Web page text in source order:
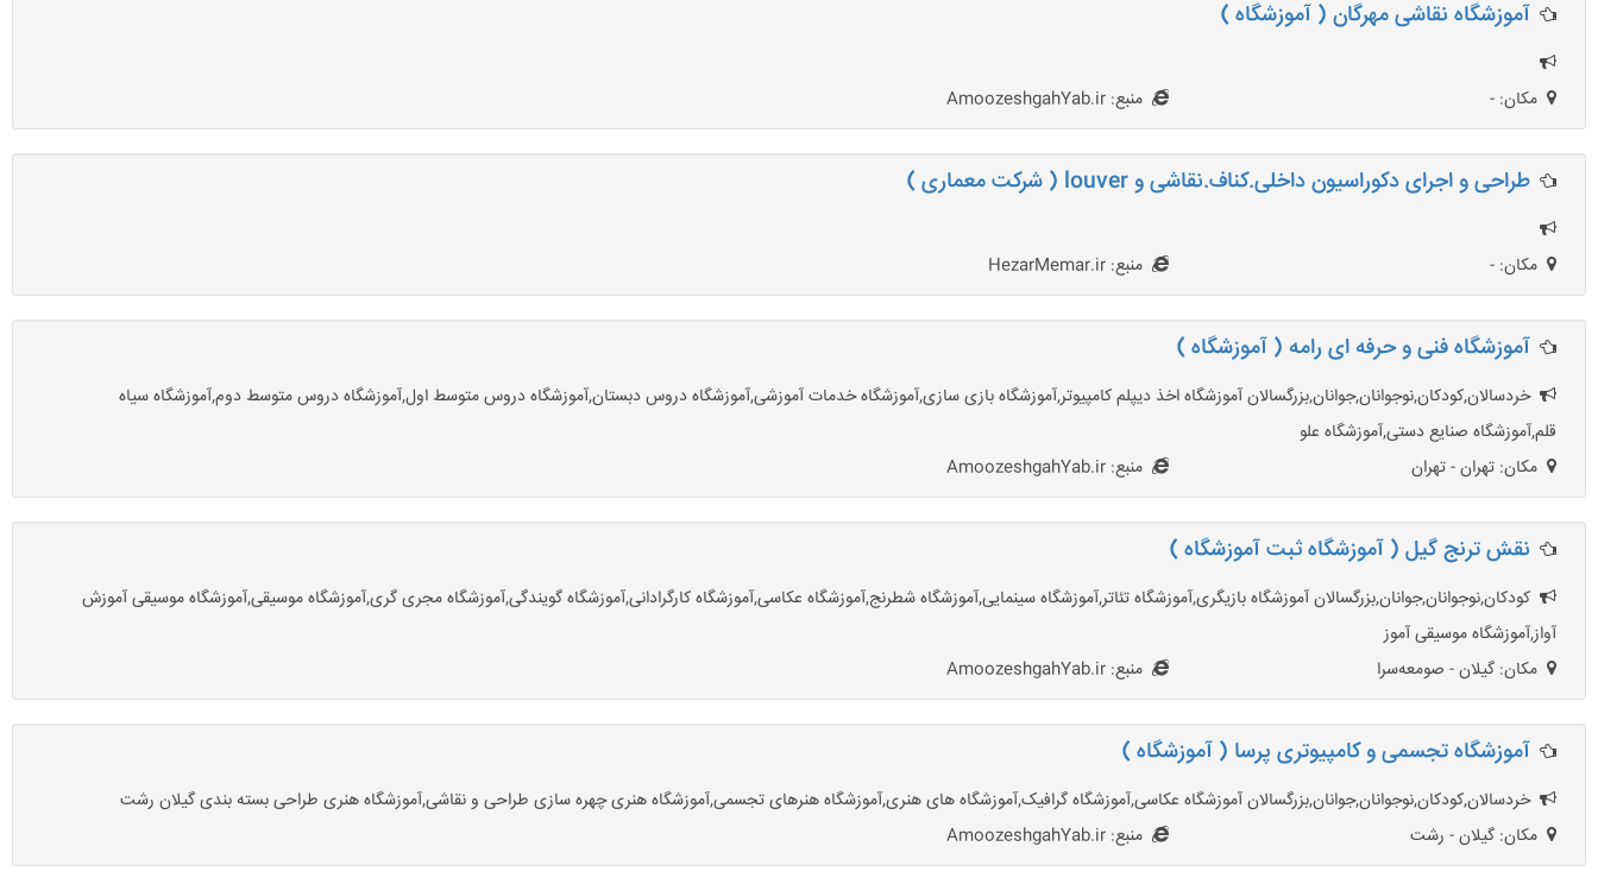
آموزشگاه نقاشی مهرگان ( آموزشگاه )
مکان: - منبع: AmoozeshgahYab.ir
طراحی و اجرای دکوراسیون داخلی.کناف.نقاشی و louver ( شرکت معماری )
مکان: - منبع: HezarMemar.ir
آموزشگاه فنی و حرفه ای رامه ( آموزشگاه )
خردسالان,کودکان,نوجوانان,جوانان,بزرگسالان آموزشگاه اخذ ديپلم كامپيوتر,آموزشگاه بازی سازی,آموزشگاه خدمات آموزشی,آموزشگاه دروس دبستان,آموزشگاه دروس متوسط اول,آموزشگاه دروس متوسط دوم,آموزشگاه سیاه
قلم,آموزشگاه صنایع دستی,آموزشگاه علو
مکان: تهران - تهران
منبع: AmoozeshgahYab.ir
نقش ترنج گیل ( آموزشگاه ثبت آموزشگاه )
کودکان,نوجوانان,جوانان,بزرگسالان آموزشگاه بازیگری,آموزشگاه تئاتر,آموزشگاه سینمایی,آموزشگاه شطرنج,آموزشگاه عکاسی,آموزشگاه کارگرادانی,آموزشگاه گویندگی,آموزشگاه مجری گری,آموزشگاه موسیقی,آموزشگاه موسیقی آموزش
آواز,آموزشگاه موسیقی آموز
مکان: گیلان - صومعه‌سرا
منبع: AmoozeshgahYab.ir
آموزشگاه تجسمی و کامپیوتری پرسا ( آموزشگاه )
خردسالان,کودکان,نوجوانان,جوانان,بزرگسالان آموزشگاه عکاسی,آموزشگاه گرافیک,آموزشگاه های هنری,آموزشگاه هنرهای تجسمی,آموزشگاه هنری چهره سازی طراحی و نقاشی,آموزشگاه هنری طراحی بسته بندی گیلان رشت
مکان: گیلان - رشت
منبع: AmoozeshgahYab.ir